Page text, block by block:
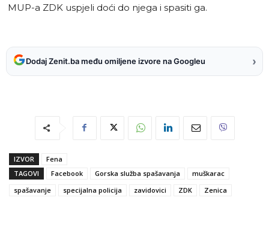
MUP-a ZDK uspjeli doći do njega i spasiti ga.
Dodaj Zenit.ba među omiljene izvore na Googleu ›
IZVOR
Fena
TAGOVI
Facebook Gorska služba spašavanja
muškarac
spašavanje
specijalna policija zavidovici ZDK Zenica